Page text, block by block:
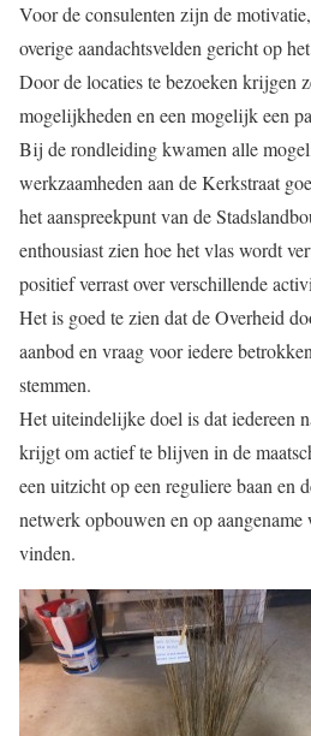
Voor de consulenten zijn de
overige aandachtsvelden gericht op
Door de locaties te bezoeken krijgen
mogelijkheden en een mogelijk een
Bij de rondleiding kwamen alle
werkzaamheden aan de Kerkstraat
het aanspreekpunt van de
enthousiast zien hoe het vlas wordt
positief verrast over verschillende
Het is goed te zien dat de Overheid
aanbod en vraag voor iedere
stemmen.
Het uiteindelijke doel is dat iedereen
krijgt om actief te blijven in de
een uitzicht op een reguliere baan en
netwerk opbouwen en op
vinden.